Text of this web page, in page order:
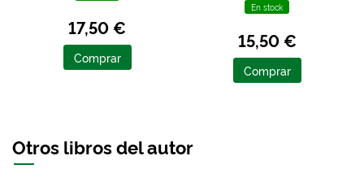
17,50 €
Comprar
En stock
15,50 €
Comprar
Otros libros del autor